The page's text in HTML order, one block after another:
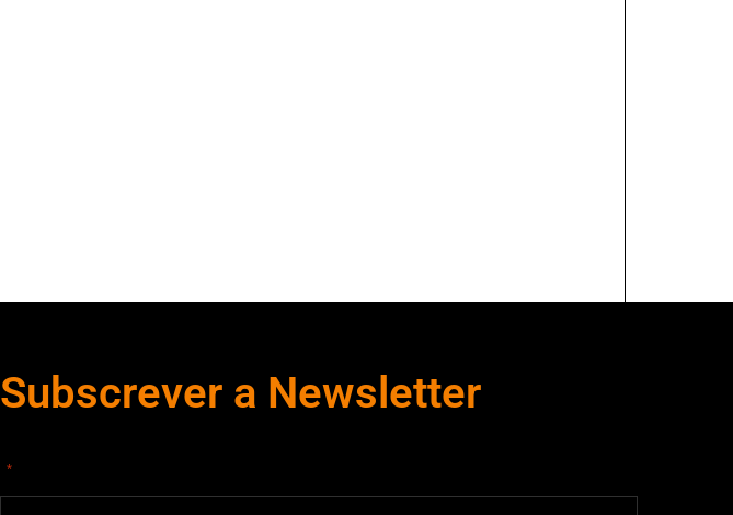
Subscrever a Newsletter
*" indica campos obrigatórios